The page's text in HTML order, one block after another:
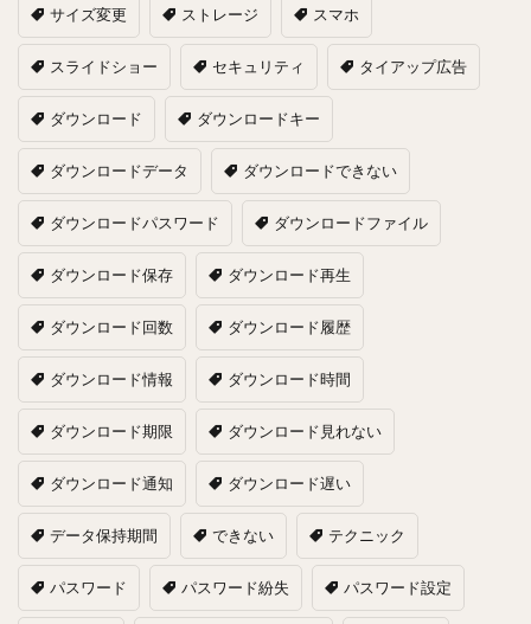
サイズ変更 ストレージ スマホ
スライドショー セキュリティ タイアップ広告
ダウンロード ダウンロードキー
ダウンロードデータ ダウンロードできない
ダウンロードパスワード ダウンロードファイル
ダウンロード保存 ダウンロード再生
ダウンロード回数 ダウンロード履歴
ダウンロード情報 ダウンロード時間
ダウンロード期限 ダウンロード見れない
ダウンロード通知 ダウンロード遅い
データ保持期間 できない テクニック
パスワード パスワード紛失 パスワード設定